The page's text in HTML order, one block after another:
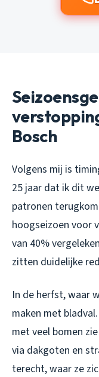
Bosch
Volgens mij is
25 jaar dat ik dit
patronen
hoogseizoen voor
van 40%
zitten duidelijke
In de herfst, waar
maken met
met veel bomen
via dakgoten en
terecht, waar ze